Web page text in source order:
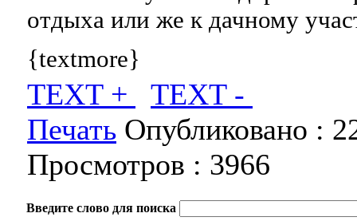
отдыха или же к дачному
{textmore}
TEXT +
TEXT -
Печать Опубликовано :
Просмотров : 3966
Введите слово для поиска